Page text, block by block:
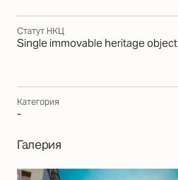
Статут НКЦ
Single immovable heritage object
Категория
-
Галерия